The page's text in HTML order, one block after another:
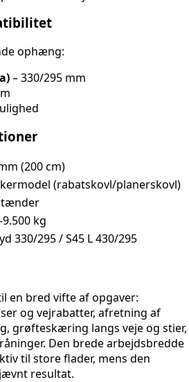
ophæng:
– 330/295 mm
(200 cm)
(rabatskovl/planerskovl)
tænder
kg
330/295 / S45 L 430/295
en bred vifte af opgaver:
og vejrabatter, afretning af
grøfteskæring langs veje og stier,
Den brede arbejdsbredde
til store flader, mens den
resultat.